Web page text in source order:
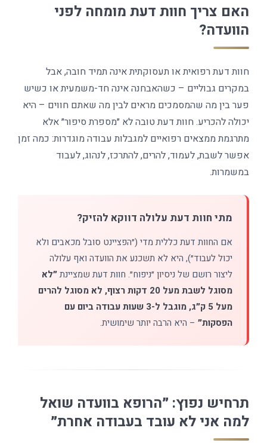
האם צריך חוות דעת מומחה לפני
הוועדה?
חוות דעת רפואית או תעסוקתית אינה תמיד חובה, אבל
במקרים גבוליים – כשהאבחנה אינה חד-משמעית או כשיש
פער בין מה שהמסמכים מראים לבין מה שאתם חווים – היא
יכולה להכריע. חוות דעת טובה לא ״מספרת סיפור״ אלא
מתרגמת ממצאים רפואיים למגבלות עבודה מוגדרות: כמה זמן
אפשר לשבת, לעמוד, להרים, להתרכז, לנהוג, לעבוד
במשמרות.
מתי חוות דעת עלולה דווקא להזיק?
אם החוות דעת כללית מדי (״הפציינט סובל מכאבים ולא
יכול לעבוד״), היא לא תשכנע את הוועדה ואף עלולה
ליצור רושם של ניסיון ״ניפוח״. חוות דעת שמציינת״לא
מסוגל לשבת מעל 20 דקות רצוף, לא מסוגל להרים
מעל 5 ק״ג, מוגבל ל-3 שעות עבודה ביום עם
הפסקות״ – היא הרבה יותר שימושית.
תרחיש נפוץ: ״הרופא בוועדה שואל
למה אני לא עובד בעבודה אחרת״